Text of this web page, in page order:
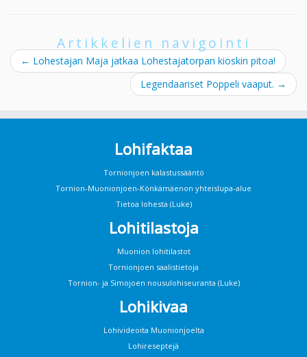
Artikkelien navigointi
← Lohestajan Maja jatkaa Lohestajatorpan kioskin pitoa!
Legendaariset Poppeli vaaput. →
Lohifaktaa
Tornionjoen kalastussääntö
Tornion-Muonionjoen-Könkämäenon yhteislupa-alue
Tietoa lohesta (Luke)
Lohitilastoja
Muonion lohitilastot
Tornionjoen saalistietoja
Tornion- ja Simojoen nousulohiseuranta (Luke)
Lohikivaa
Lohivideoita Muonionjoelta
Lohireseptejä